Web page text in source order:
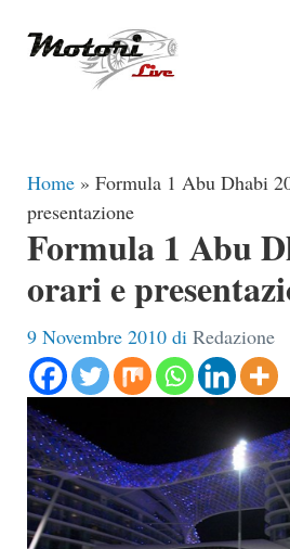
Home » Formula 1 Abu Dhabi
presentazione
Formula 1 Abu
orari e
9 Novembre 2010 di Redazione